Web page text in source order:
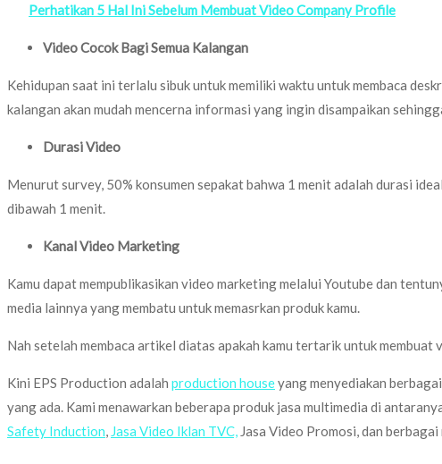
Perhatikan 5 Hal Ini Sebelum Membuat Video Company Profile
Video Cocok Bagi Semua Kalangan
Kehidupan saat ini terlalu sibuk untuk memiliki waktu untuk membaca
kalangan akan mudah mencerna informasi yang ingin disampaikan
Durasi Video
Menurut survey, 50% konsumen sepakat bahwa 1 menit adalah durasi
dibawah 1 menit.
Kanal Video Marketing
Kamu dapat mempublikasikan video marketing melalui Youtube dan
media lainnya yang membatu untuk memasrkan produk kamu.
Nah setelah membaca artikel diatas apakah kamu tertarik untuk membuat
Kini EPS Production adalah production houseyang menyediakan
yang ada. Kami menawarkan beberapa produk jasa multimedia di
Safety Induction, Jasa Video Iklan TVC, Jasa Video Promosi, dan